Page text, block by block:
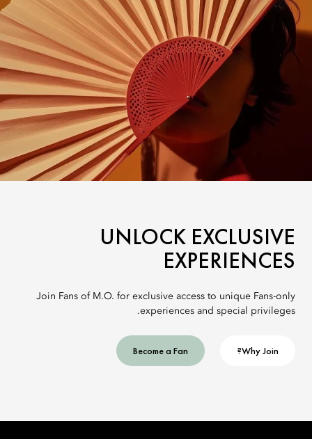
UNLOCK EXCLUSIVE
EXPERIENCES
Join Fans of M.O. for exclusive access to unique Fans-only
experiences and special privileges.
Why Join?
Become a Fan